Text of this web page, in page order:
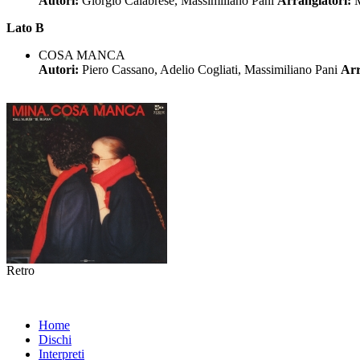
Lato B
COSA MANCA
Autori: Piero Cassano, Adelio Cogliati, Massimiliano Pani
Retro
Home
Dischi
Interpreti